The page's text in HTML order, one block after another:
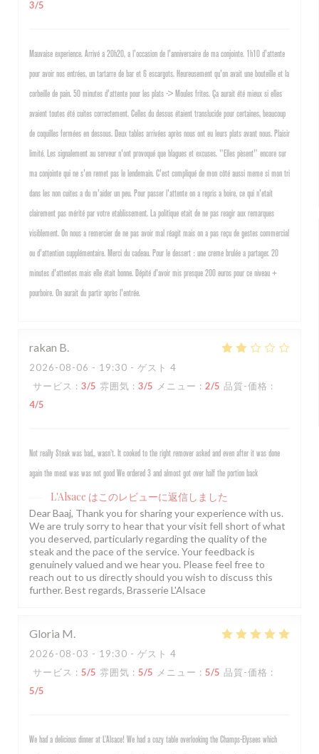
3/5
Mauvaise experience. Arrivé a 20h20, a l'occasion de l'anniversaire de ma conjointe. 1h10 d'attente
pour avoir nos entrées, un tartarre de bar et 6 escargots. Heureusement qu'on avait une bouteille et la
corbeille de pain. 50 minutes d'attente pour les plats -> Moules frites. Ça aurait été mieux si elles
avaient toutes été cuites correctement. Celles du dessus étaient translucide pour certaines, beaucoup
de coquilles fermées en dessous. Deux tables arrivées après nous ont eu leurs plats avant nous. Plaisir
limité. Les signalement au serveur n'ont provoqué que blagues et excuses. "Elles pèsent" encore sur
ma conjointe qui ne s'en remet pas le lendemain. C'est compliqué de mon côté aussi meme si mon tri
dans les non cuites a du m'aider un peu. Pour passer l'attente on a repris a boire, ce qui n'etait
clairement pas mérité par votre etablissement. La politique etait de ne pas reagir aux remarques
visiblement. On nous a remercier de ne pas avoir mal réagit mais on a pas reçu de gestes commercial
ou d'attention supplémentaire. Merci du cadeau. Pour le dessert : une creme brulée a partager. 20
minutes d'attentes mais elle était bonne. Dépité d'avoir mis presque 200 euros pour ce niveau +
pourboire. On aurait du partir après l'entrée.
rakan B
2026-08-06 - 19:30 - ゲスト 4
サービス : 3/5 雰囲気 : 3/5 メニュー : 2/5 品質-価格 :
4/5
Not really Steak was bad,, wasn’t. It cooked to the right remover asked and even after it was done
again the meat was was not good We ordered 3 and almost got over half the portion back
L'Alsace はこのレビューに返信しました
Dear Baaj, Thank you for sharing your experience with us.
We are truly sorry to hear that your visit fell short of what
you deserved, particularly regarding the quality of the
steak and the pace of the service. Your feedback is
genuinely valued and we hear you. Please feel free to
reach out to us directly should you wish to discuss this
further. Best regards, Brasserie L'Alsace
Gloria M
2026-08-03 - 19:30 - ゲスト 4
サービス : 5/5 雰囲気 : 5/5 メニュー : 5/5 品質-価格 :
5/5
We had a delicious dinner at L’Alsace! We had a cozy table overlooking the Champs-Elysees which